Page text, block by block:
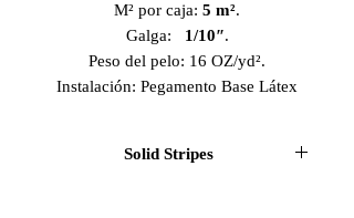
M² por caja: 5 m².
Galga: 1/10″.
Peso del pelo: 16 OZ/yd².
Instalación: Pegamento Base Látex
Solid Stripes